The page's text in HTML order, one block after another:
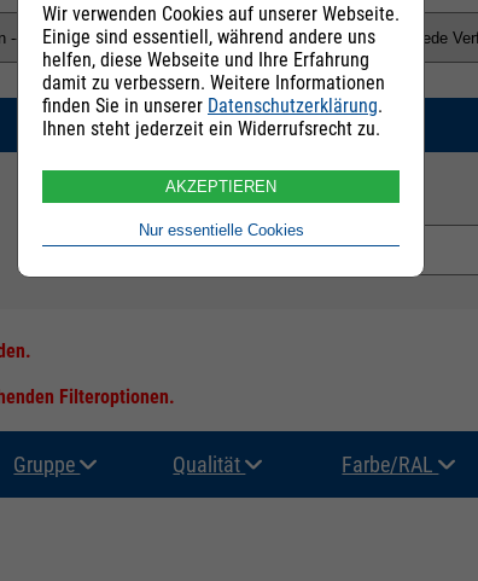
SUCHEN
Filteroptionen.
Gruppe Qualität Farbe/RAL
Wir verwenden Cookies auf unserer Webseite.
Einige sind essentiell, während andere uns
helfen, diese Webseite und Ihre Erfahrung
damit zu verbessern. Weitere Informationen
finden Sie in unserer Datenschutzerklärung.
Ihnen steht jederzeit ein Widerrufsrecht zu.
AKZEPTIEREN
Nur essentielle Cookies